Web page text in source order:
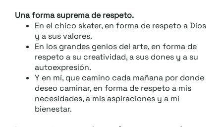
Una forma suprema de respeto.
En el chico skater, en forma de respeto a Dios
y a sus valores.
En los grandes genios del arte, en forma de
respeto a su creatividad, a sus dones y a su
autoexpresión.
Y en mí, que camino cada mañana por donde
deseo caminar, en forma de respeto a mis
necesidades, a mis aspiraciones y a mi
bienestar.